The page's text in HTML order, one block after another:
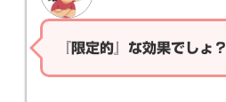
『限定的』な効果でしょ？